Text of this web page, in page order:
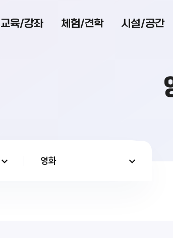
교육/강좌 체험/견학 시설/공간
영화